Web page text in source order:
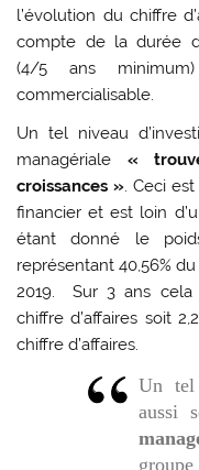
l’évolution du chiffre
compte de la durée
(4/5 ans
commercialisable.
Un tel niveau
managériale «
croissances ». Ceci
financier et est loin
étant donné le
représentant 40,56%
2019. Sur 3 ans cela
chiffre d’affaires soit
chiffre d’affaires.
Un tel
aussi